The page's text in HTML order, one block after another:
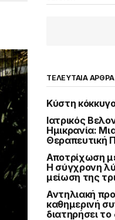
ΤΕΛΕΥΤΑΙΑ ΑΡΘΡΑ
Κύστη
Ιατρικός
Ημικρανία:
Θεραπευτική
Αποτρίχωση
Η σύγχρονη
μείωση της
Αντηλιακή
καθημερινή
διατηρήσει